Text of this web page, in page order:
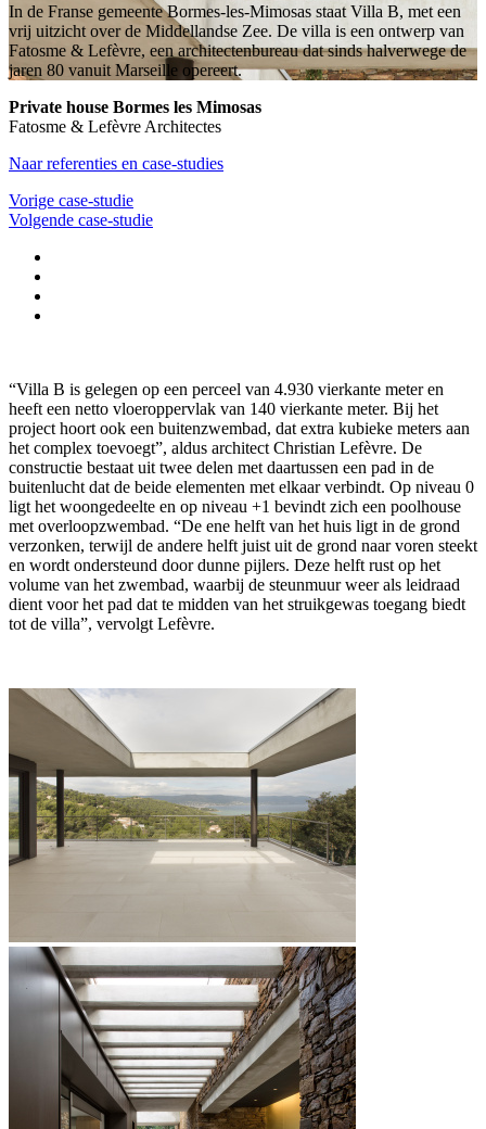
In de Franse gemeente Bormes-les-Mimosas staat Villa B, met een
vrij uitzicht over de Middellandse Zee. De villa is een ontwerp van
Fatosme & Lefèvre, een architectenbureau dat sinds halverwege de
jaren 80 vanuit Marseille opereert.
Private house Bormes les Mimosas
Fatosme & Lefèvre Architectes
Naar referenties en case-studies
Vorige case-studie
Volgende case-studie
“Villa B is gelegen op een perceel van 4.930 vierkante meter en
heeft een netto vloeroppervlak van 140 vierkante meter. Bij het
project hoort ook een buitenzwembad, dat extra kubieke meters aan
het complex toevoegt”, aldus architect Christian Lefèvre. De
constructie bestaat uit twee delen met daartussen een pad in de
buitenlucht dat de beide elementen met elkaar verbindt. Op niveau 0
ligt het woongedeelte en op niveau +1 bevindt zich een poolhouse
met overloopzwembad. “De ene helft van het huis ligt in de grond
verzonken, terwijl de andere helft juist uit de grond naar voren steekt
en wordt ondersteund door dunne pijlers. Deze helft rust op het
volume van het zwembad, waarbij de steunmuur weer als leidraad
dient voor het pad dat te midden van het struikgewas toegang biedt
tot de villa”, vervolgt Lefèvre.